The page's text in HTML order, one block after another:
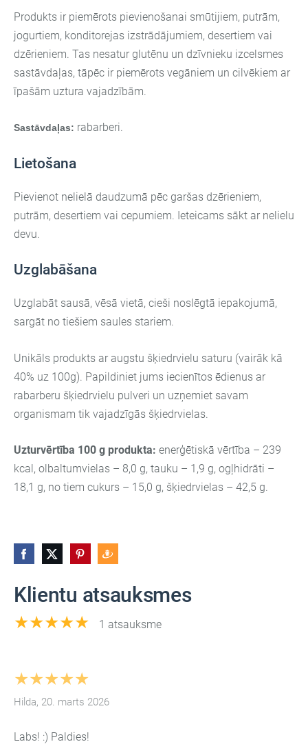
Produkts ir piemērots pievienošanai smūtijiem, putrām,
jogurtiem, konditorejas izstrādājumiem, desertiem vai
dzērieniem. Tas nesatur glutēnu un dzīvnieku izcelsmes
sastāvdaļas, tāpēc ir piemērots vegāniem un cilvēkiem ar
īpašām uztura vajadzībām.
Sastāvdaļas: rabarberi.
Lietošana
Pievienot nelielā daudzumā pēc garšas dzērieniem,
putrām, desertiem vai cepumiem. Ieteicams sākt ar nelielu
devu.
Uzglabāšana
Uzglabāt sausā, vēsā vietā, cieši noslēgtā iepakojumā,
sargāt no tiešiem saules stariem.
Unikāls produkts ar augstu šķiedrvielu saturu (vairāk kā
40% uz 100g). Papildiniet jums iecienītos ēdienus ar
rabarberu šķiedrvielu pulveri un uzņemiet savam
organismam tik vajadzīgās šķiedrvielas.
Uzturvērtība 100 g produkta: enerģētiskā vērtība – 239
kcal, olbaltumvielas – 8,0 g, tauku – 1,9 g, ogļhidrāti –
18,1 g, no tiem cukurs – 15,0 g, šķiedrvielas – 42,5 g.
Klientu atsauksmes
★★★★★ 1 atsauksme
★★★★★
Hilda, 20. marts 2026
Labs! :) Paldies!